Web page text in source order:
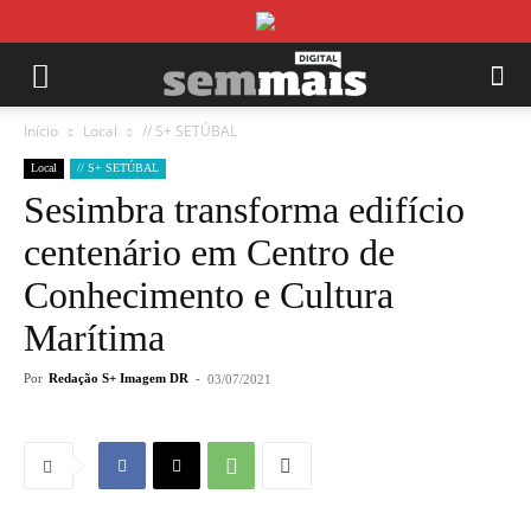
Início Local // S+ SETÚBAL
Local // S+ SETÚBAL
Sesimbra transforma edifício
centenário em Centro de
Conhecimento e Cultura
Marítima
Por Redação S+ Imagem DR - 03/07/2021